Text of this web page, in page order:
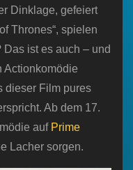
Dinklage, gefeiert
Thrones“, spielen
ist es auch – und
Actionkomödie
dieser Film pures
Ab dem 17.
auf Prime
Lacher sorgen.